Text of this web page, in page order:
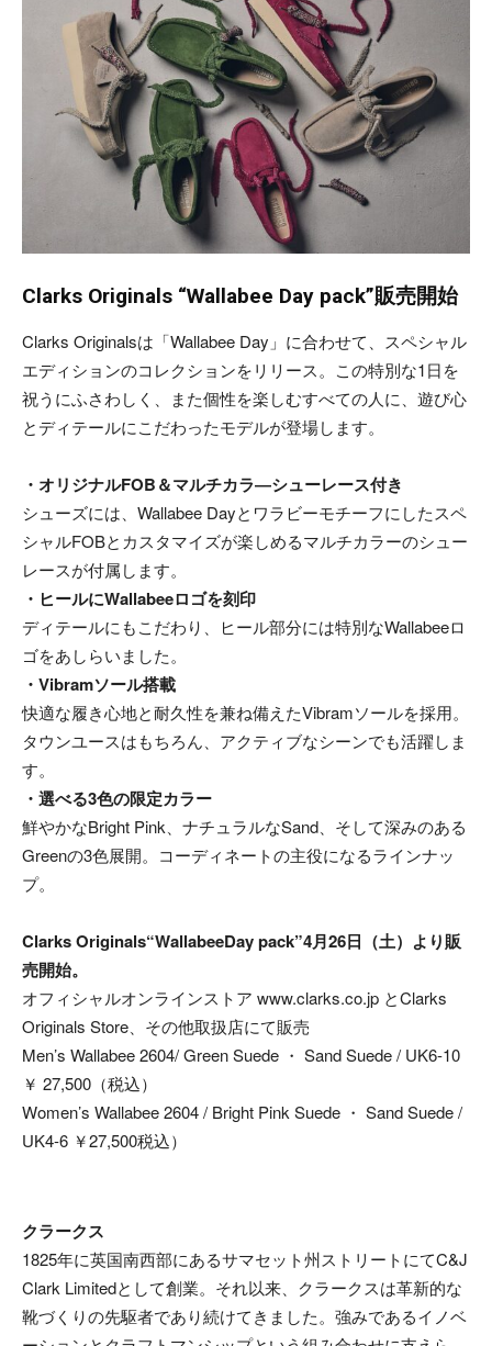
Clarks Originals “Wallabee Day pack”販売開始
Clarks Originalsは「Wallabee Day」に合わせて、スペシャル
エディションのコレクションをリリース。この特別な1日を
祝うにふさわしく、また個性を楽しむすべての人に、遊び心
とディテールにこだわったモデルが登場します。
・オリジナルFOB＆マルチカラ―シューレース付き
シューズには、Wallabee Dayとワラビーモチーフにしたスペ
シャルFOBとカスタマイズが楽しめるマルチカラーのシュー
レースが付属します。
・ヒールにWallabeeロゴを刻印
ディテールにもこだわり、ヒール部分には特別なWallabeeロ
ゴをあしらいました。
・Vibramソール搭載
快適な履き心地と耐久性を兼ね備えたVibramソールを採用。
タウンユースはもちろん、アクティブなシーンでも活躍しま
す。
・選べる3色の限定カラー
鮮やかなBright Pink、ナチュラルなSand、そして深みのある
Greenの3色展開。コーディネートの主役になるラインナッ
プ。
Clarks Originals“WallabeeDay pack”4月26日（土）より販
売開始。
オフィシャルオンラインストア www.clarks.co.jp とClarks
Originals Store、その他取扱店にて販売
Men’s Wallabee 2604/ Green Suede ・ Sand Suede / UK6-10
￥ 27,500（税込）
Women’s Wallabee 2604 / Bright Pink Suede ・ Sand Suede /
UK4-6 ￥27,500税込）
クラークス
1825年に英国南西部にあるサマセット州ストリートにてC&J
Clark Limitedとして創業。それ以来、クラークスは革新的な
靴づくりの先駆者であり続けてきました。強みであるイノベ